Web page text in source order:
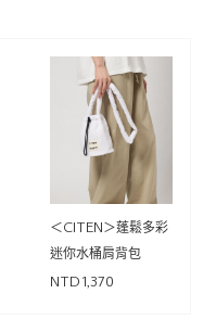
＜CITEN＞蓬鬆多彩
迷你水桶肩背包
NTD1,370